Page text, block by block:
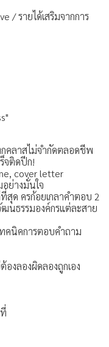
/ รายได้เสริมจากการ
คลาสไม่จำกัดตลอดชีพ
จติดปีก!
cover letter
ย่างมั่นใจ
สุด ครก้อยเกลาคำตอบ 2
ฒนธรรมองค์กรแต่ละสาย
คนิคการตอบคำถาม
งลองผิดลองถูกเอง